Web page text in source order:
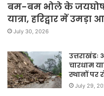
बम-बम भोले के
यात्रा, हरिद्वार में
July 30, 2026
चारधाम
स्थानों पर
July 29,